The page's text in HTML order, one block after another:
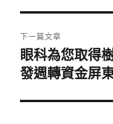
覽
文
章:
下一篇文章
下
一
文
眼科為您取得
發週轉資金屏